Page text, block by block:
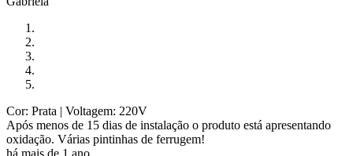
Cor: Prata | Voltagem: 220V
Após menos de 15 dias de instalação o produto está apresentando
oxidação. Várias pintinhas de ferrugem!
há mais de 1 ano